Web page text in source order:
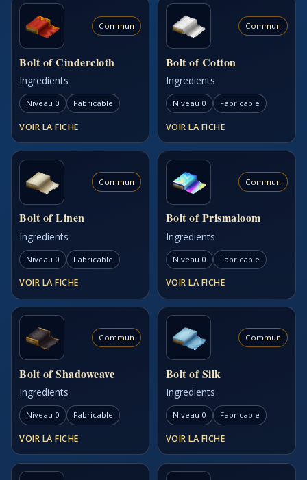
Commun
Bolt of Cindercloth
Ingredients
Niveau 0 Fabricable
VOIR LA FICHE
Commun
Bolt of Cotton
Ingredients
Niveau 0 Fabricable
VOIR LA FICHE
Commun
Bolt of Linen
Ingredients
Niveau 0 Fabricable
VOIR LA FICHE
Commun
Bolt of Prismaloom
Ingredients
Niveau 0 Fabricable
VOIR LA FICHE
Commun
Bolt of Shadoweave
Ingredients
Niveau 0 Fabricable
VOIR LA FICHE
Commun
Bolt of Silk
Ingredients
Niveau 0 Fabricable
VOIR LA FICHE